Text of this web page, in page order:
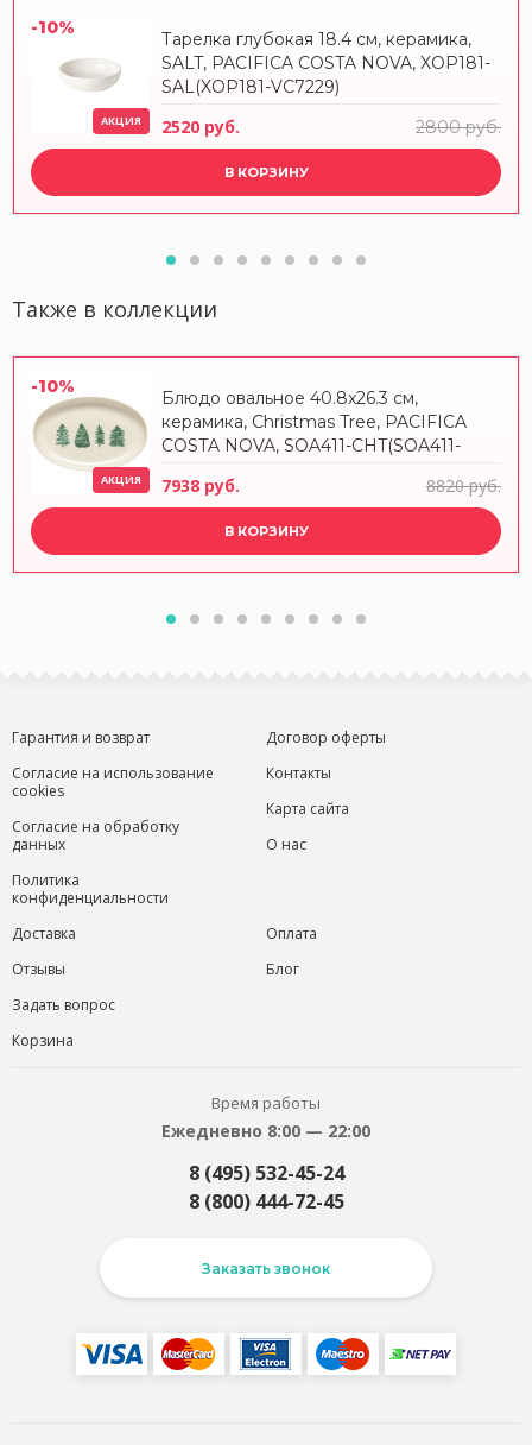
-10%
АКЦИЯ
Тарелка глубокая 18.4 см, керамика,
SALT, PACIFICA COSTA NOVA, XOP181-
SAL(XOP181-VC7229)
2520 руб. 2800 руб.
В КОРЗИНУ
Также в коллекции
-10%
АКЦИЯ
Блюдо овальное 40.8x26.3 см,
керамика, Christmas Tree, PACIFICA
COSTA NOVA, SOA411-CHT(SOA411-
7938 руб. 8820 руб.
В КОРЗИНУ
Гарантия и возврат
Согласие на использование
cookies
Согласие на обработку
данных
Политика
конфиденциальности
Договор оферты
Контакты
Карта сайта
О нас
Доставка
Отзывы
Задать вопрос
Корзина
Оплата
Блог
Время работы
Ежедневно 8:00 — 22:00
8 (495) 532-45-24
8 (800) 444-72-45
Заказать звонок